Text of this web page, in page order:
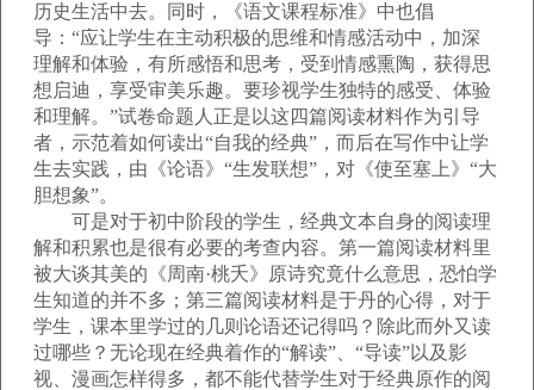
历史生活中去。同时，《语文课程标准》中也倡
导：“应让学生在主动积极的思维和情感活动中，加深
理解和体验，有所感悟和思考，受到情感熏陶，获得思
想启迪，享受审美乐趣。要珍视学生独特的感受、体验
和理解。”试卷命题人正是以这四篇阅读材料作为引导
者，示范着如何读出“自我的经典”，而后在写作中让学
生去实践，由《论语》“生发联想”，对《使至塞上》“大
胆想象”。
可是对于初中阶段的学生，经典文本自身的阅读理
解和积累也是很有必要的考查内容。第一篇阅读材料里
被大谈其美的《周南·桃夭》原诗究竟什么意思，恐怕学
生知道的并不多；第三篇阅读材料是于丹的心得，对于
学生，课本里学过的几则论语还记得吗？除此而外又读
过哪些？无论现在经典着作的“解读”、“导读”以及影
视、漫画怎样得多，都不能代替学生对于经典原作的阅